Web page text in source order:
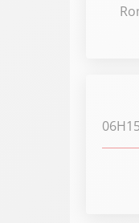
06H15